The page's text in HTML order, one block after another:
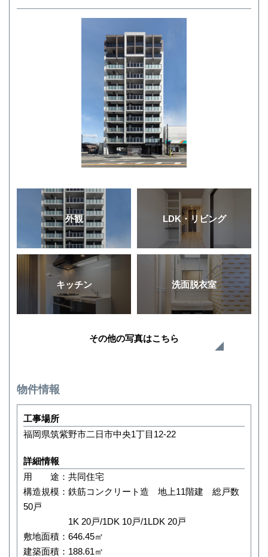
外観 LDK・リビング
キッチン 洗面脱衣室
その他の写真はこちら
物件情報
工事場所
福岡県筑紫野市二日市中央1丁目12-22
詳細情報
用 途：共同住宅
構造規模：鉄筋コンクリート造 地上11階建 総戸数
50戸
1K 20戸/1DK 10戸/1LDK 20戸
敷地面積：646.45㎡
建築面積：188.61㎡